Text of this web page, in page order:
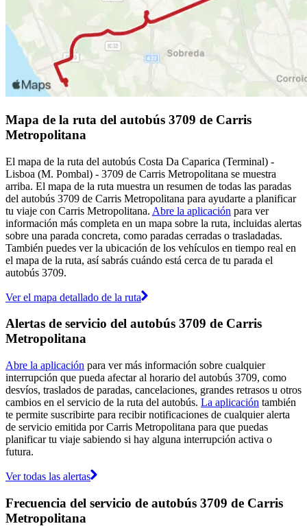
Mapa de la ruta del autobús 3709 de Carris
Metropolitana
El mapa de la ruta del autobús Costa Da Caparica (Terminal) -
Lisboa (M. Pombal) - 3709 de Carris Metropolitana se muestra
arriba. El mapa de la ruta muestra un resumen de todas las paradas
del autobús 3709 de Carris Metropolitana para ayudarte a planificar
tu viaje con Carris Metropolitana. Abre la aplicación para ver
información más completa en un mapa sobre la ruta, incluidas alertas
sobre una parada concreta, como paradas cerradas o trasladadas.
También puedes ver la ubicación de los vehículos en tiempo real en
el mapa de la ruta, así sabrás cuándo está cerca de tu parada el
autobús 3709.
Ver el mapa detallado de la ruta
Alertas de servicio del autobús 3709 de Carris
Metropolitana
Abre la aplicación para ver más información sobre cualquier
interrupción que pueda afectar al horario del autobús 3709, como
desvíos, traslados de paradas, cancelaciones, grandes retrasos u otros
cambios en el servicio de la ruta del autobús. La aplicación también
te permite suscribirte para recibir notificaciones de cualquier alerta
de servicio emitida por Carris Metropolitana para que puedas
planificar tu viaje sabiendo si hay alguna interrupción activa o
futura.
Ver todas las alertas
Frecuencia del servicio de autobús 3709 de Carris
Metropolitana